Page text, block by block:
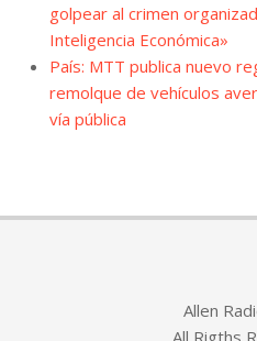
golpear al crimen
Inteligencia Económica»
País: MTT publica nuevo
remolque de vehículos
vía pública
Allen
All Rigths